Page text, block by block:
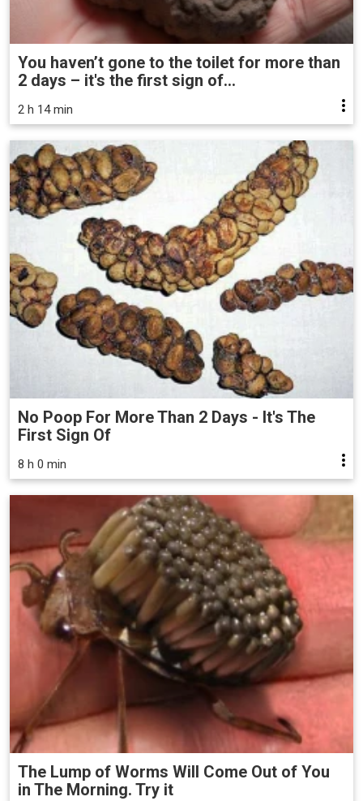
You haven’t gone to the toilet for more than
2 days – it's the first sign of...
2 h 14 min
No Poop For More Than 2 Days - It's The
First Sign Of
8 h 0 min
The Lump of Worms Will Come Out of You
in The Morning. Try it